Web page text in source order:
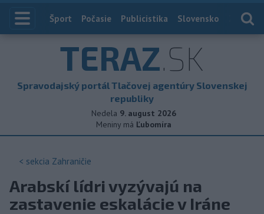
Index
Šport Počasie Publicistika Slovensko
TERAZ.SK
Spravodajský portál Tlačovej agentúry Slovenskej
republiky
Nedela 9. august 2026
Meniny má Ľubomíra
< sekcia Zahraničie
Arabskí lídri vyzývajú na
zastavenie eskalácie v Iráne